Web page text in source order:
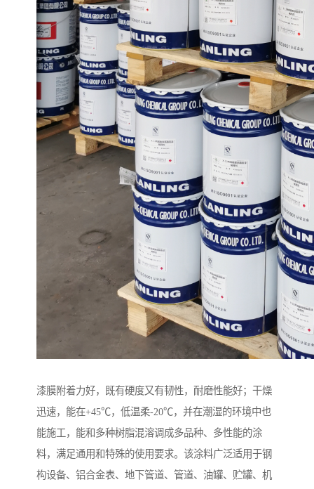
漆膜附着力好，既有硬度又有韧性，耐磨性能好；干燥
迅速，能在+45℃，低温柔-20℃，并在潮湿的环境中也
能施工，能和多种树脂混溶调成多品种、多性能的涂
料，满足通用和特殊的使用要求。该涂料广泛适用于钢
构设备、铝合金表、地下管道、管道、油罐、贮罐、机